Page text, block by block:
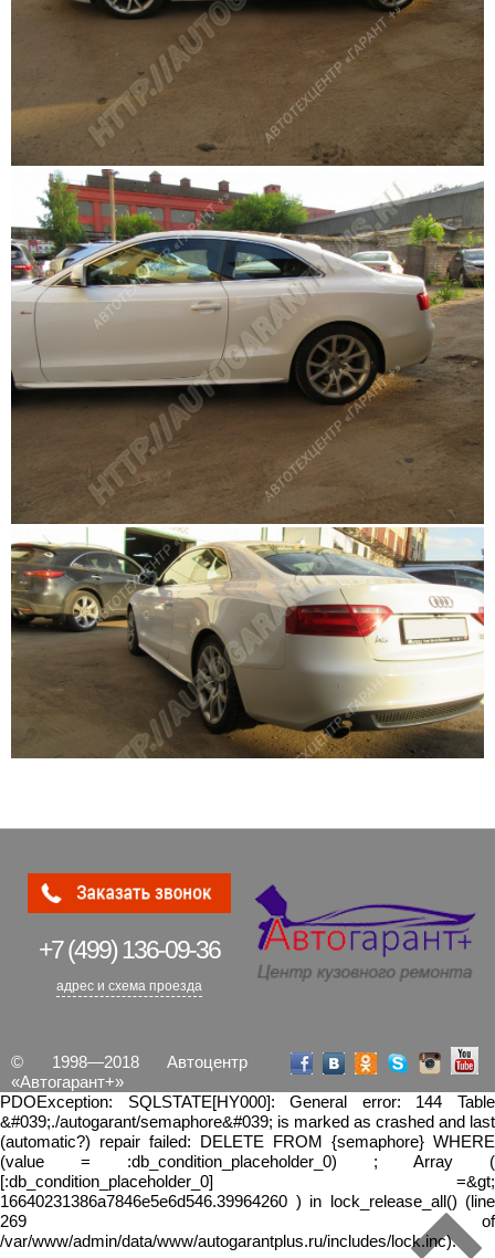
+7 (499)136-09-36
адрес и схема проезда
© 1998—2018 Автоцентр
«Автогарант+»
PDOException: SQLSTATE[HY000]: General error: 144 Table
&#039;./autogarant/semaphore&#039; is marked as crashed and last
(automatic?) repair failed: DELETE FROM {semaphore} WHERE
(value = :db_condition_placeholder_0) ; Array (
[:db_condition_placeholder_0] =&gt;
16640231386a7846e5e6d546.39964260 ) in lock_release_all() (line
269 of
/var/www/admin/data/www/autogarantplus.ru/includes/lock.inc).